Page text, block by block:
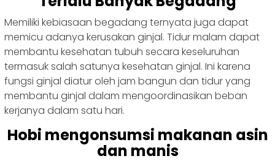
Memiliki kebiasaan begadang ternyata juga dapat
memicu adanya kerusakan ginjal. Tidur malam dapat
membantu kesehatan tubuh secara keseluruhan
termasuk salah satunya kesehatan ginjal. Ini karena
fungsi ginjal diatur oleh jam bangun dan tidur yang
membantu ginjal dalam mengoordinasikan beban
kerjanya dalam satu hari.
Hobi mengonsumsi makanan asin
dan manis